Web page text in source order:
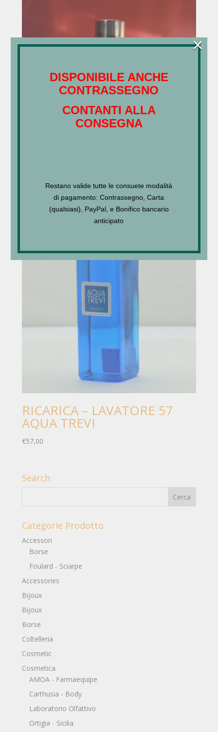
€550,00
RICARICA – LAVATORE 57
AQUA TREVI
€57,00
Search
Categorie Prodotto
Accessori
Borse
Foulard - Sciarpe
Accessories
Bijoux
Bijoux
Borse
Coltelleria
Cosmetic
Cosmetica
AMOA - Farmaequipe
Carthusia - Body
Laboratorio Olfattivo
Ortigia - Sicilia
DISPONIBILE ANCHE
CONTRASSEGNO
CONTANTI ALLA
CONSEGNA
Restano valide tutte le consuete modalità
di pagamento: Contrassegno, Carta
(qualsiasi), PayPal, e Bonifico bancario
anticipato
×